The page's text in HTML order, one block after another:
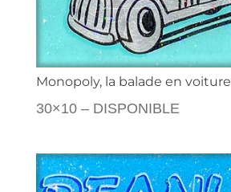
Monopoly, la balade en voiture
30×10 – DISPONIBLE